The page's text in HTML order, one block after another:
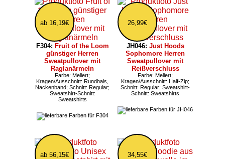
ab 16,19€
F304: Fruit of the Loom
günstiger Herren
Sweatpullover mit
Raglanärmeln
Farbe: Meliert;
Kragen/Ausschnitt: Rundhals,
Nackenband; Schnitt: Regular;
Sweatshirt-Schnitt:
Sweatshirts
26,99€
JH046: Just Hoods
Sophomore Herren
Sweatpullover mit
Reißverschluss
Farbe: Meliert;
Kragen/Ausschnitt: Half-Zip;
Schnitt: Regular; Sweatshirt-
Schnitt: Sweatshirts
ab 56,15€ 34,55€